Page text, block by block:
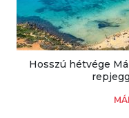
Hosszú hétvége